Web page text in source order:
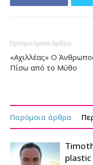
Προηγούμενο άρθρο
«Αχιλλέας» Ο
Πίσω από το Μύθο
Παρόμοια άρθρα